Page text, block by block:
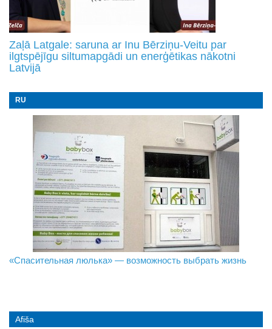
Zaļā Latgale: saruna ar Inu Bērziņu-Veitu par
ilgtspējīgu siltumapgādi un enerģētikas nākotni
Latvijā
RU
В Даугавпилсе определили сильнейших в пляжном
«Спасительная люлька» — возможность выбрать жизнь
Новое поколение пограничников: Даугавпилсское
Afiša